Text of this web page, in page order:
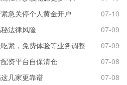
急关停个人黄金开户
07-10
法律风险
07-09
紧，免费体验等业务调整
07-09
资平台自保清仓
07-08
几家更靠谱
07-08